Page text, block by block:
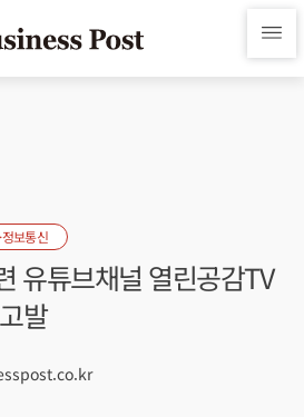
정보통신
유튜브채널 열린공감TV
발